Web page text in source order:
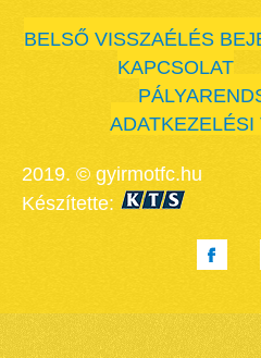
BELSŐ VISSZAÉLÉS
KAPCSOLAT
ADATKEZELÉSI
2019. © gyirmotfc.hu
Készítette: